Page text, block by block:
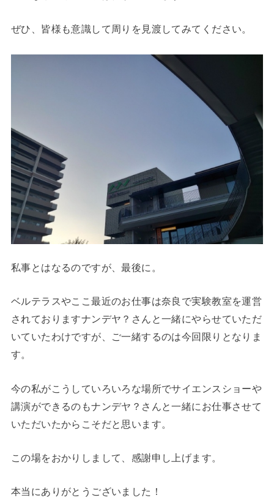
ぜひ、皆様も意識して周りを見渡してみてください。
私事とはなるのですが、最後に。
ベルテラスやここ最近のお仕事は奈良で実験教室を運営
されておりますナンデヤ？さんと一緒にやらせていただ
いていたわけですが、ご一緒するのは今回限りとなりま
す。
今の私がこうしていろいろな場所でサイエンスショーや
講演ができるのもナンデヤ？さんと一緒にお仕事させて
いただいたからこそだと思います。
この場をおかりしまして、感謝申し上げます。
本当にありがとうございました！